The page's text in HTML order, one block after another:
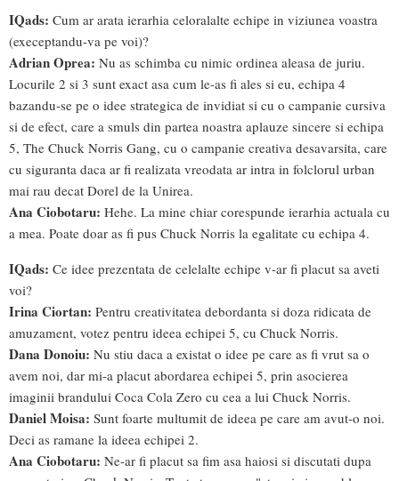
IQads: Cum ar arata ierarhia celoralalte echipe in viziunea voastra
(execeptandu-va pe voi)?
Adrian Oprea: Nu as schimba cu nimic ordinea aleasa de juriu.
Locurile 2 si 3 sunt exact asa cum le-as fi ales si eu, echipa 4
bazandu-se pe o idee strategica de invidiat si cu o campanie cursiva
si de efect, care a smuls din partea noastra aplauze sincere si echipa
5, The Chuck Norris Gang, cu o campanie creativa desavarsita, care
cu siguranta daca ar fi realizata vreodata ar intra in folclorul urban
mai rau decat Dorel de la Unirea.
Ana Ciobotaru: Hehe. La mine chiar corespunde ierarhia actuala cu
a mea. Poate doar as fi pus Chuck Norris la egalitate cu echipa 4.
IQads: Ce idee prezentata de celelalte echipe v-ar fi placut sa aveti
voi?
Irina Ciortan: Pentru creativitatea debordanta si doza ridicata de
amuzament, votez pentru ideea echipei 5, cu Chuck Norris.
Dana Donoiu: Nu stiu daca a existat o idee pe care as fi vrut sa o
avem noi, dar mi-a placut abordarea echipei 5, prin asocierea
imaginii brandului Coca Cola Zero cu cea a lui Chuck Norris.
Daniel Moisa: Sunt foarte multumit de ideea pe care am avut-o noi.
Deci as ramane la ideea echipei 2.
Ana Ciobotaru: Ne-ar fi placut sa fim asa haiosi si discutati dupa